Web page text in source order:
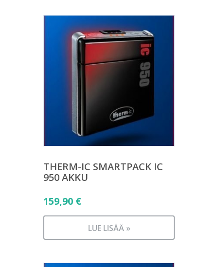
THERM-IC SMARTPACK IC
950 AKKU
159,90 €
LUE LISÄÄ »